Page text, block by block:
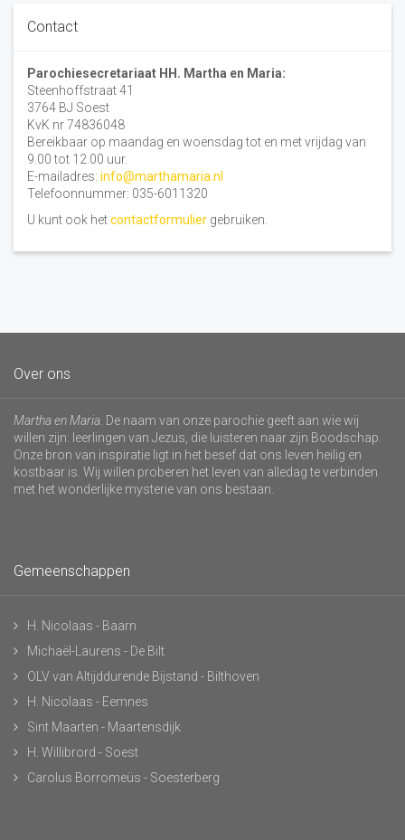
Contact
Parochiesecretariaat HH. Martha en Maria:
Steenhoffstraat 41
3764 BJ Soest
KvK nr 74836048
Bereikbaar op maandag en woensdag tot en met vrijdag van
9.00 tot 12.00 uur.
E-mailadres: info@marthamaria.nl
Telefoonnummer: 035-6011320
U kunt ook hetcontactformulier gebruiken.
Over ons
Martha en Maria . De naam van onze parochie geeft aan wie wij
willen zijn: leerlingen van Jezus, die luisteren naar zijn Boodschap.
Onze bron van inspiratie ligt in het besef dat ons leven heilig en
kostbaar is. Wij willen proberen het leven van alledag te verbinden
met het wonderlijke mysterie van ons bestaan.
Gemeenschappen
H. Nicolaas - Baarn
Michaël-Laurens - De Bilt
OLV van Altijddurende Bijstand - Bilthoven
H. Nicolaas - Eemnes
Sint Maarten - Maartensdijk
H. Willibrord - Soest
Carolus Borromeüs - Soesterberg